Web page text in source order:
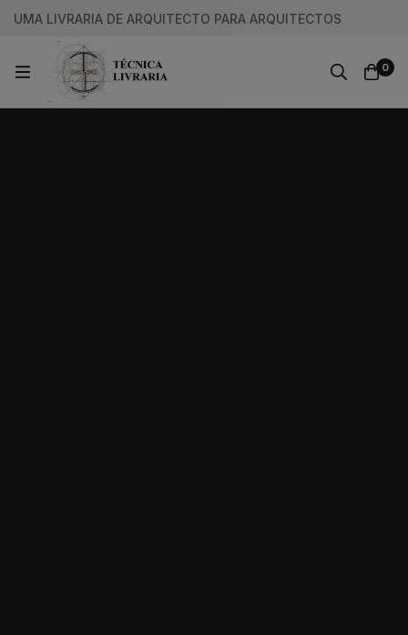
UMA LIVRARIA DE ARQUITECTO PARA ARQUITECTOS
0